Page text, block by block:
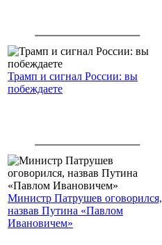
Трамп и сигнал России: вы
побеждаете
Министр Патрушев оговорился,
назвав Путина «Павлом
Ивановичем»